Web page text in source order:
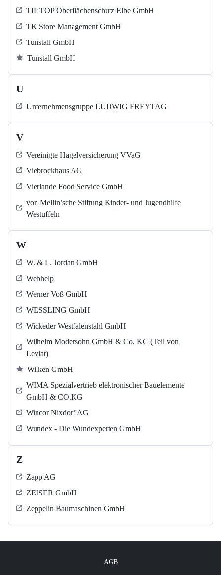
TIP TOP Oberflächenschutz Elbe GmbH
TK Store Management GmbH
Tunstall GmbH
Tunstall GmbH
U
Unternehmensgruppe LUDWIG FREYTAG
V
Vereinigte Hagelversicherung VVaG
Viebrockhaus AG
Vierlande Food Service GmbH
von Mellin’sche Stiftung Kinder- und Jugendhilfe
Westuffeln
W
W. & L. Jordan GmbH
Webhelp
Werner Voß GmbH
WESSLING GmbH
Wickeder Westfalenstahl GmbH
Wilhelm Modersohn GmbH & Co. KG (Teil von
Leviat)
Wilken GmbH
WIMA Spezialvertrieb elektronischer Bauelemente
GmbH & CO.KG
Wincor Nixdorf AG
Wundex - Die Wundexperten GmbH
Z
Zapp AG
ZEISER GmbH
Zeppelin Baumaschinen GmbH
AGB